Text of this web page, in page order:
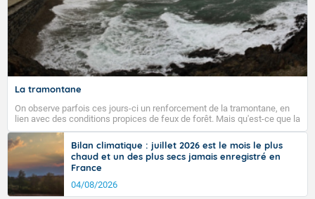
Fermer
La tramontane
On observe parfois ces jours-ci un renforcement de la tramontane, en
lien avec des conditions propices de feux de forêt. Mais qu'est-ce que la
tramontane ? Quelles sont ses caractéristiques ? La tramontane est un
vent turbulent soufflant de secteur nord-ouest à nord, ou ouest à nord-
ouest, dans un secteur qui part du Roussillon à la vallée de l’Aude et à
l’ouest de l’Hérault. L’étymologie de ce vent vient du latin trasmontanus,
signifiant au-delà des monts, en allusion aux régions montagneuses
d’où provient ce vent.
Bilan climatique : juillet 2026 est le mois le plus
chaud et un des plus secs jamais enregistré en
France
04/08/2026